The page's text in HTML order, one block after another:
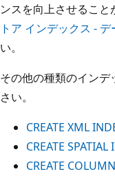
ンスを向上させるこ
トア インデックス -
い。
その他の種類のイン
さい。
CREATE XML
CREATE SPATIAL
CREATE